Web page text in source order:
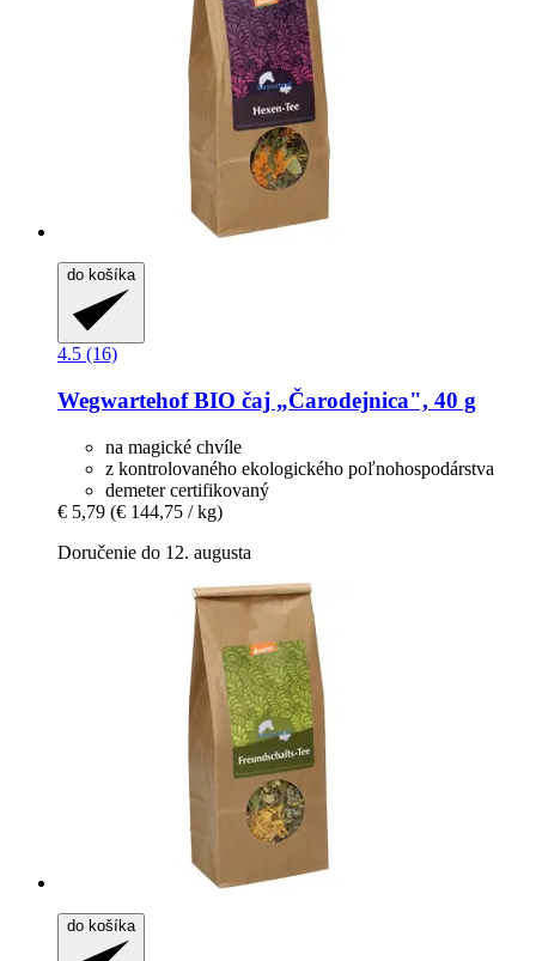
do košíka
4.5 (16)
WegwartehofBIO čaj „Čarodejnica", 40 g
na magické chvíle
z kontrolovaného ekologického poľnohospodárstva
demeter certifikovaný
€ 5,79 (€ 144,75 / kg)
Doručenie do 12. augusta
do košíka